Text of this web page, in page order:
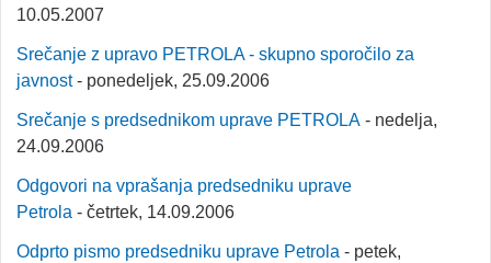
10.05.2007
Srečanje z upravo PETROLA - skupno sporočilo za
javnost- ponedeljek, 25.09.2006
Srečanje s predsednikom uprave PETROLA - nedelja,
24.09.2006
Odgovori na vprašanja predsedniku uprave
Petrola - četrtek, 14.09.2006
Odprto pismo predsedniku uprave Petrola - petek,